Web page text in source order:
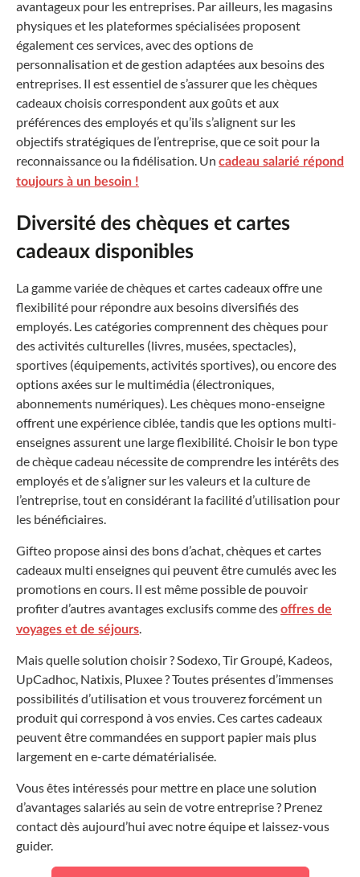
avantageux pour les entreprises. Par ailleurs, les magasins
physiques et les plateformes spécialisées proposent
également ces services, avec des options de
personnalisation et de gestion adaptées aux besoins des
entreprises. Il est essentiel de s’assurer que les chèques
cadeaux choisis correspondent aux goûts et aux
préférences des employés et qu’ils s’alignent sur les
objectifs stratégiques de l’entreprise, que ce soit pour la
reconnaissance ou la fidélisation. Un cadeau salarié répond
toujours à un besoin !
Diversité des chèques et cartes
cadeaux disponibles
La gamme variée de chèques et cartes cadeaux offre une
flexibilité pour répondre aux besoins diversifiés des
employés. Les catégories comprennent des chèques pour
des activités culturelles (livres, musées, spectacles),
sportives (équipements, activités sportives), ou encore des
options axées sur le multimédia (électroniques,
abonnements numériques). Les chèques mono-enseigne
offrent une expérience ciblée, tandis que les options multi-
enseignes assurent une large flexibilité. Choisir le bon type
de chèque cadeau nécessite de comprendre les intérêts des
employés et de s’aligner sur les valeurs et la culture de
l’entreprise, tout en considérant la facilité d’utilisation pour
les bénéficiaires.
Gifteo propose ainsi des bons d’achat, chèques et cartes
cadeaux multi enseignes qui peuvent être cumulés avec les
promotions en cours. Il est même possible de pouvoir
profiter d’autres avantages exclusifs comme desoffres de
voyages et de séjours
Mais quelle solution choisir ? Sodexo, Tir Groupé, Kadeos,
UpCadhoc, Natixis, Pluxee ? Toutes présentes d’immenses
possibilités d’utilisation et vous trouverez forcément un
produit qui correspond à vos envies. Ces cartes cadeaux
peuvent être commandées en support papier mais plus
largement en e-carte dématérialisée.
Vous êtes intéressés pour mettre en place une solution
d’avantages salariés au sein de votre entreprise ? Prenez
contact dès aujourd’hui avec notre équipe et laissez-vous
guider.